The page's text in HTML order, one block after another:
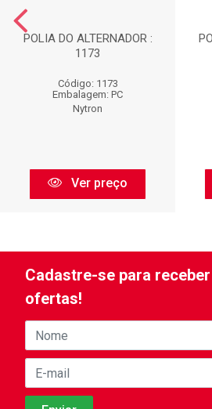
POLIA DO ALTERNADOR :
1173
Código: 1173
Embalagem: PC
Nytron
Ver preço
Cadastre-se para
ofertas!